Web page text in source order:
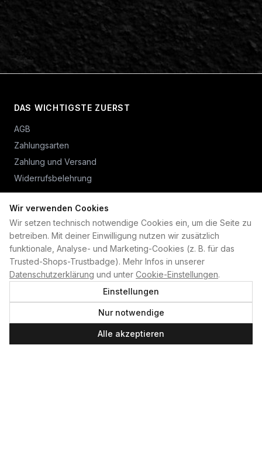
Wir verwenden Cookies
Wir setzen technisch notwendige Cookies ein, um die Seite zu
betreiben. Mit deiner Einwilligung nutzen wir zusätzlich
funktionale, Analyse- und Marketing-Cookies (z. B. für das
Trusted-Shops-Trustbadge). Mehr Infos in unserer
Datenschutzerklärung und unter Cookie-Einstellungen.
Einstellungen
Nur notwendige
Alle akzeptieren
DAS WICHTIGSTE ZUERST
AGB
Zahlungsarten
Zahlung und Versand
Widerrufsbelehrung
PLAN B
Home
Kontakt
Impressum
Datenschutzerklärung